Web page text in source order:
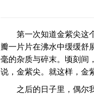
第一次知道金紫尖这
瓣一片片在沸水中缓缓舒
毫的杂质与碎末。顷刻间
说，金紫尖。就这样，金
之后的日子里，偶尔